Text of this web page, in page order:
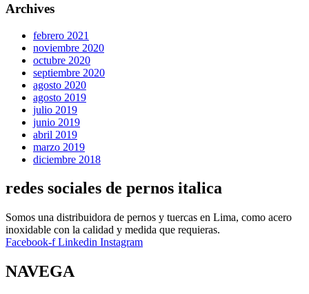
Archives
febrero 2021
noviembre 2020
octubre 2020
septiembre 2020
agosto 2020
agosto 2019
julio 2019
junio 2019
abril 2019
marzo 2019
diciembre 2018
redes sociales de pernos italica
Somos una distribuidora de pernos y tuercas en Lima, como acero
inoxidable con la calidad y medida que requieras.
Facebook-f Linkedin Instagram
NAVEGA